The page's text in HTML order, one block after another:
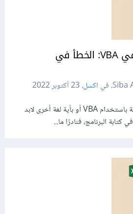
تصحيح الأخطاء في VBA: الخطأ في
اكسل،23 أكتوبر 2022
أثناء كتابة شيفرة برمجية باستخدام VBA أو بأية لغة أخرى لابد
البرنامج، فنادرًا ما...